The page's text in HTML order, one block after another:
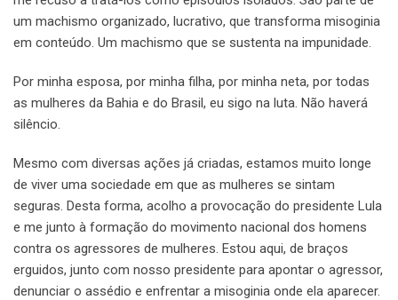
um machismo organizado, lucrativo, que transforma misoginia
em conteúdo. Um machismo que se sustenta na impunidade.
Por minha esposa, por minha filha, por minha neta, por todas
as mulheres da Bahia e do Brasil, eu sigo na luta. Não haverá
silêncio.
Mesmo com diversas ações já criadas, estamos muito longe
de viver uma sociedade em que as mulheres se sintam
seguras. Desta forma, acolho a provocação do presidente Lula
e me junto à formação do movimento nacional dos homens
contra os agressores de mulheres. Estou aqui, de braços
erguidos, junto com nosso presidente para apontar o agressor,
denunciar o assédio e enfrentar a misoginia onde ela aparecer.